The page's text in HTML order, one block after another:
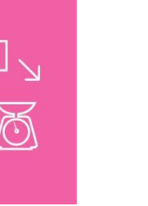
faktur,
bonów
do
kasjera
itp.
oraz